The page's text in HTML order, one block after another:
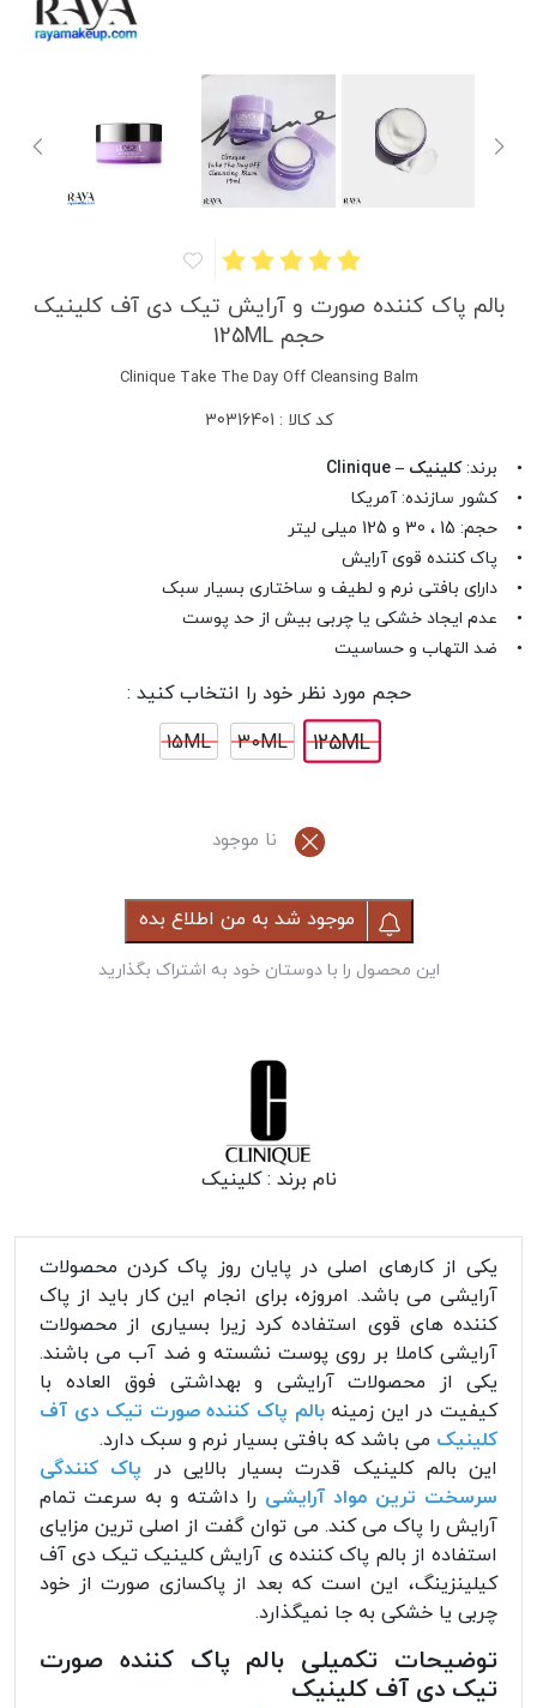
بالم پاک کننده صورت و آرایش تیک دی آف کلینیک
حجم 125ML
Clinique Take The Day Off Cleansing Balm
کد کالا : 30316401
• برند:کلینیک – Clinique
• کشور سازنده: آمریکا
• حجم: 15 ، 30 و 125 میلی لیتر
• پاک کننده قوی آرایش
• دارای بافتی نرم و لطیف و ساختاری بسیار سبک
• عدم ایجاد خشکی یا چربی بیش از حد پوست
• ضد التهاب و حساسیت
حجم مورد نظر خود را انتخاب کنید :
125ML
30ML
15ML
نا موجود
موجود شد به من اطلاع بده
این محصول را با دوستان خود به اشتراک بگذارید
نام برند :کلینیک
یکی از کارهای اصلی در پایان روز پاک کردن محصولات
آرایشی می باشد. امروزه، برای انجام این کار باید از پاک
کننده های قوی استفاده کرد زیرا بسیاری از محصولات
آرایشی کاملا بر روی پوست نشسته و ضد آب می باشند.
یکی از محصولات آرایشی و بهداشتی فوق العاده با
کیفیت در این زمینهبالم پاک کننده صورت تیک دی آف
کلینیک می باشد که بافتی بسیار نرم و سبک دارد.
این بالم کلینیک قدرت بسیار بالایی در پاک کنندگی
سرسخت ترین مواد آرایشی را داشته و به سرعت تمام
آرایش را پاک می کند. می توان گفت از اصلی ترین مزایای
استفاده از بالم پاک کننده ی آرایش کلینیک تیک دی آف
کیلینزینگ، این است که بعد از پاکسازی صورت از خود
چربی یا خشکی به جا نمیگذارد.
توضیحات تکمیلی بالم پاک کننده صورت
تیک دی آف کلینیک